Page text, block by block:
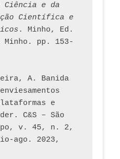
e da
Científica e
. Minho, Ed.
Minho. pp. 153-
A. Banida
e
C&S – São
v. 45, n. 2,
ago. 2023,